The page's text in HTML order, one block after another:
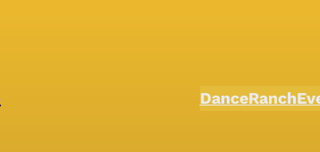
DanceRanch